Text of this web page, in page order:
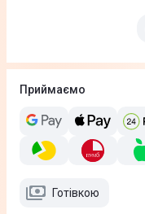
Приймаємо
Готівкою